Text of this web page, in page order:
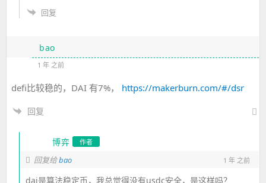
回复
bao
1 年 之前
defi比较稳的，DAI 有7%， https://makerburn.com/#/dsr
回复
博弈 作者
回复给bao 1 年 之前
dai是算法稳定币，我总觉得没有usdc安全，是这样吗？